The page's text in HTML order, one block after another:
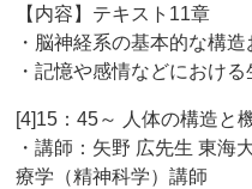
【内容】テキスト11章
・脳神経系の基本的な構
・記憶や感情などにおけ
[4]15：45～ 人体の構造と
・講師：矢野 広先生 東海
療学（精神科学）講師